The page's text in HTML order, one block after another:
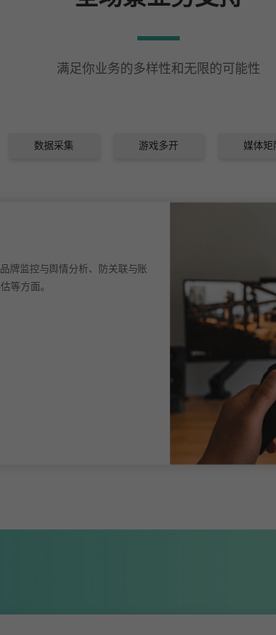
满足你业务的多样性和无限的可能性
数据采集 游戏多开 媒体矩
代理IP在数据
号管理、广告营
避免多店铺
稳定多账号
立即体验